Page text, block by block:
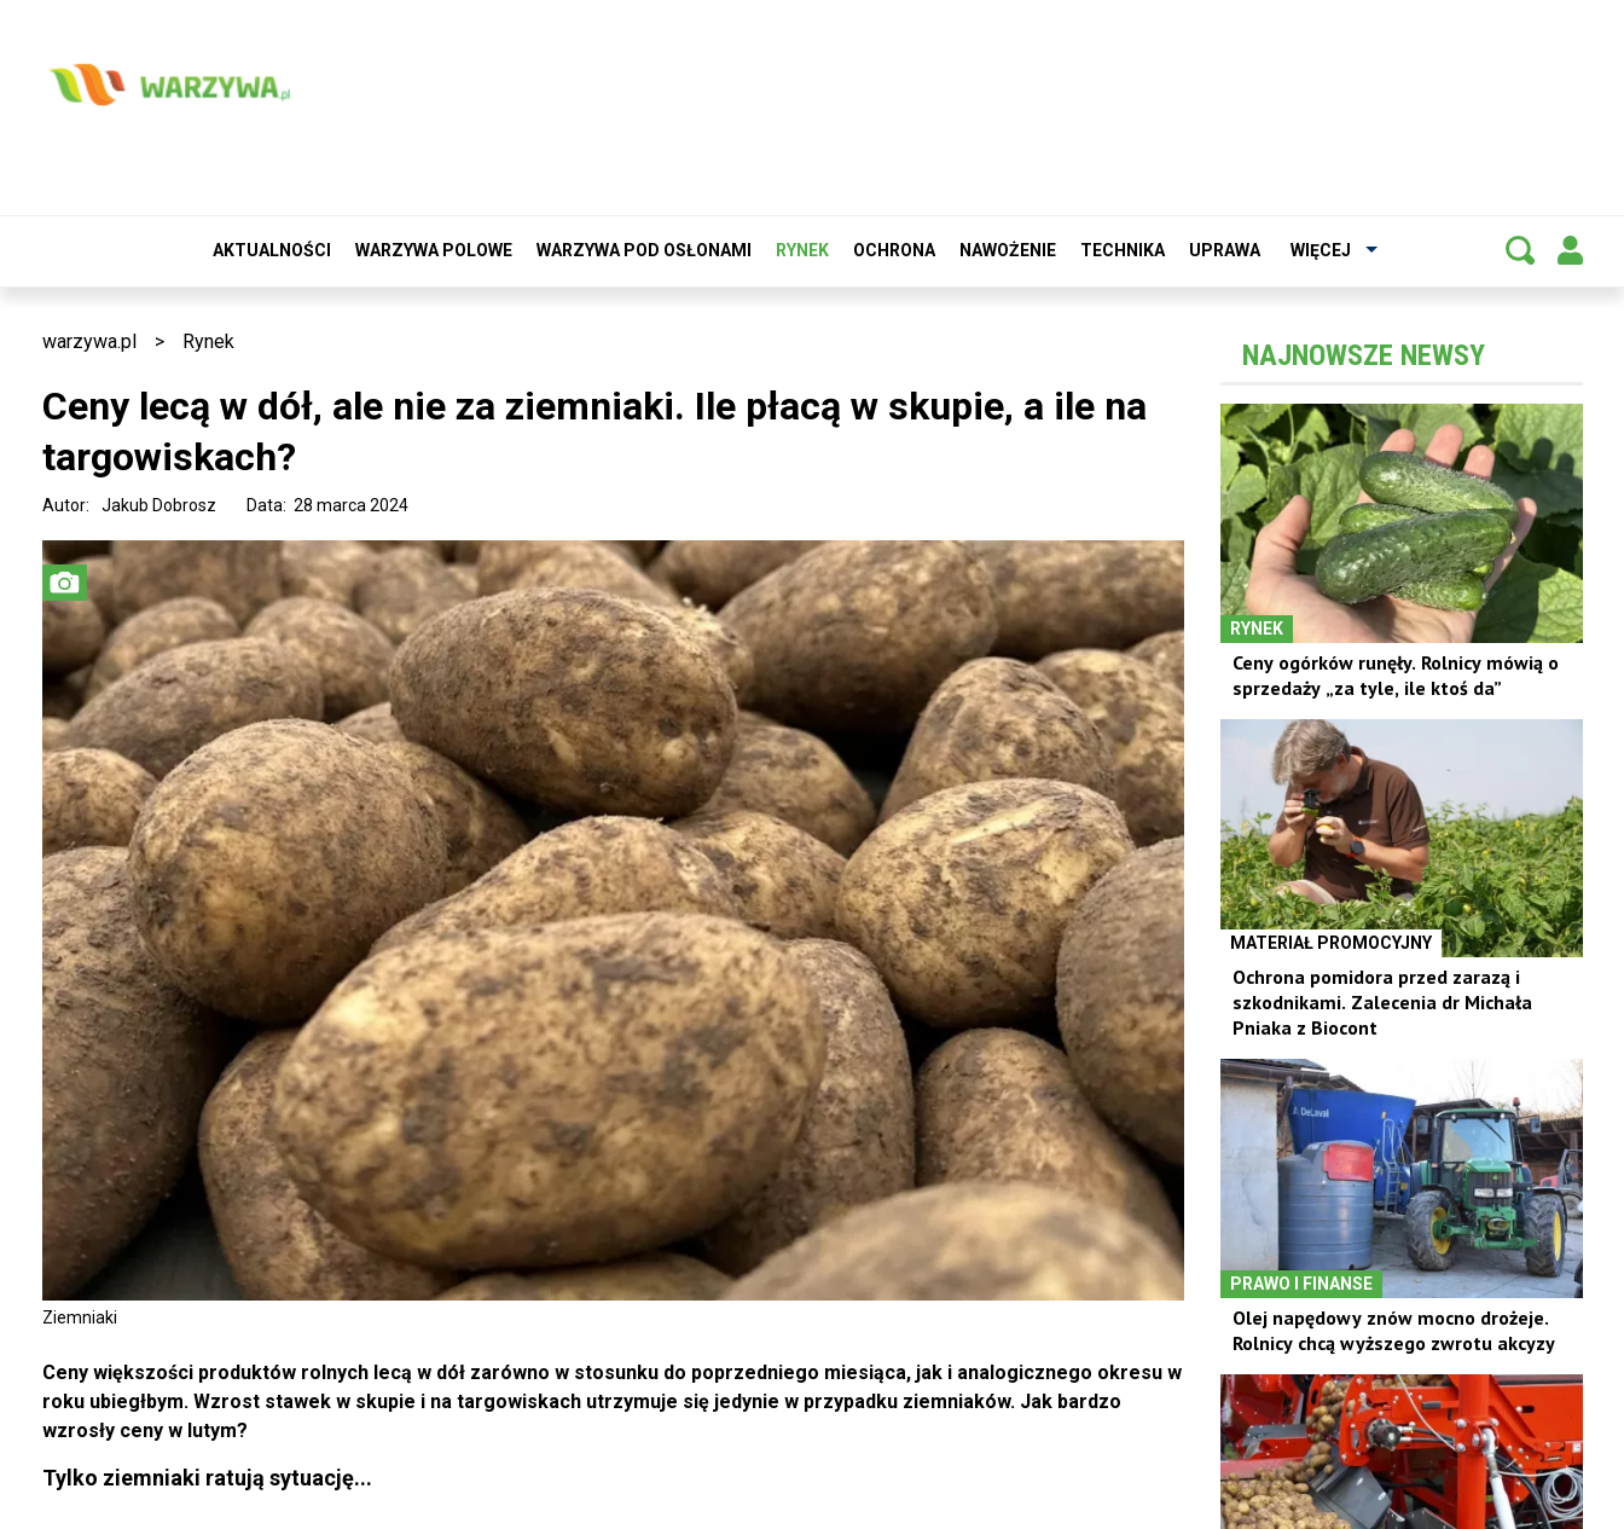
AKTUALNOŚCI WARZYWA POLOWE WARZYWA POD OSŁONAMI RYNEK OCHRONA NAWOŻENIE TECHNIKA UPRAWA WIĘCEJ
warzywa.pl > Rynek
Ziemniaki
Ceny lecą w dół, ale nie za ziemniaki. Ile płacą w skupie, a ile na
targowiskach?
Data: 28 marca 2024
Autor: Jakub Dobrosz
Ceny większości produktów rolnych lecą w dół zarówno w stosunku do poprzedniego miesiąca, jak i analogicznego okresu w
roku ubiegłbym. Wzrost stawek w skupie i na targowiskach utrzymuje się jedynie w przypadku ziemniaków. Jak bardzo
wzrosły ceny w lutym?
Tylko ziemniaki ratują sytuację...
NAJNOWSZE NEWSY
RYNEK
Ceny ogórków runęły. Rolnicy mówią o
sprzedaży „za tyle, ile ktoś da”
MATERIAŁ PROMOCYJNY
Ochrona pomidora przed zarazą i
szkodnikami. Zalecenia dr Michała
Pniaka z Biocont
PRAWO I FINANSE
Olej napędowy znów mocno drożeje.
Rolnicy chcą wyższego zwrotu akcyzy